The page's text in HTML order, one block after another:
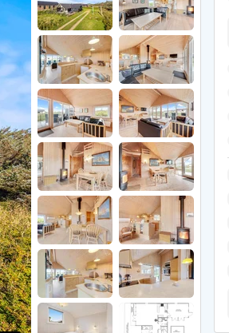
Sommerhuse i efterårsferien
Sommerhuse i vinterferien
Sommerhuse i juleferien
Sommerhuse til nytår
Sommerhuse i Lodbjerg Hede
Sommerhuse i Nr. Lyngvig
Sommerhuse på Rømø
Sommerhuse i Søndervig
Sommerhuse i Skodbjerge
Sommerhuse i Thorsminde
Sommerhuse i Vedersø Klit
Sommerhuse i Vejers Strand
Sommerhuse i Vester Husby